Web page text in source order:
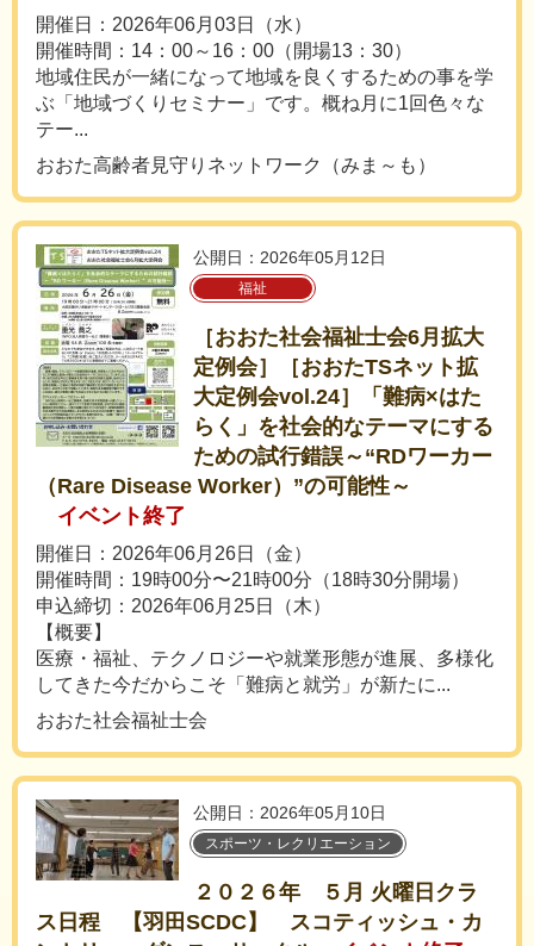
開催日：2026年06月03日（水）
開催時間：14：00～16：00（開場13：30）
地域住民が一緒になって地域を良くするための事を学
ぶ「地域づくりセミナー」です。概ね月に1回色々な
テー...
おおた高齢者見守りネットワーク（みま～も）
公開日：2026年05月12日
福祉
［おおた社会福祉士会6月拡大
定例会］［おおたTSネット拡
大定例会vol.24］「難病×はた
らく」を社会的なテーマにする
ための試行錯誤～“RDワーカー
（Rare Disease Worker）”の可能性～
イベント終了
開催日：2026年06月26日（金）
開催時間：19時00分〜21時00分（18時30分開場）
申込締切：2026年06月25日（木）
【概要】
医療・福祉、テクノロジーや就業形態が進展、多様化
してきた今だからこそ「難病と就労」が新たに...
おおた社会福祉士会
公開日：2026年05月10日
スポーツ・レクリエーション
２０２６年 ５月 火曜日クラ
ス日程 【羽田SCDC】 スコティッシュ・カ